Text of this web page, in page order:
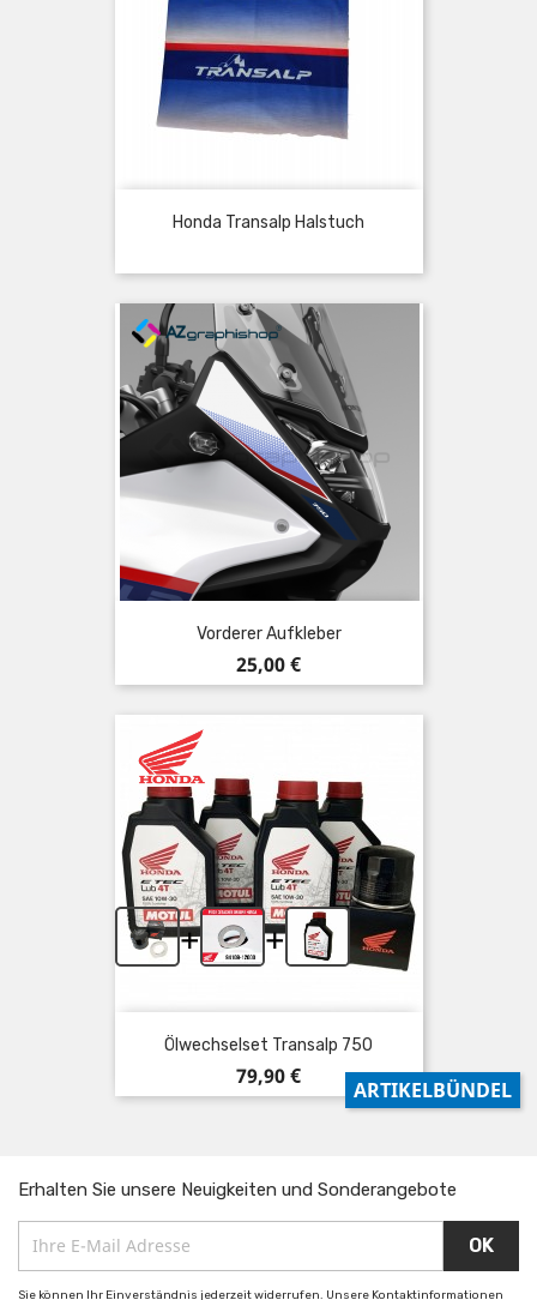
Honda Transalp Halstuch
Vorderer Aufkleber
Preis
25,00 €
+ +
Ölwechselset Transalp 750
Preis
79,90 €
ARTIKELBÜNDEL
Erhalten Sie unsere Neuigkeiten und Sonderangebote
Sie können Ihr Einverständnis jederzeit widerrufen. Unsere Kontaktinformationen